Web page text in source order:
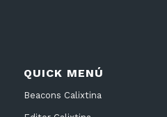
QUICK MENÚ
Beacons Calixtina